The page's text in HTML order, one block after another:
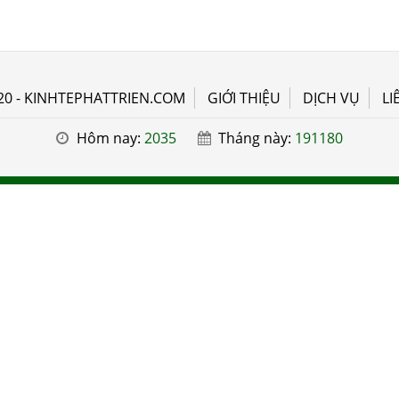
- KINHTEPHATTRIEN.COM GIỚI THIỆU DỊCH VỤ
Hôm nay: 2035 Tháng này: 191180